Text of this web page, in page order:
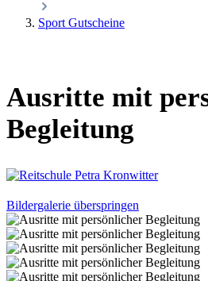
Sport Gutscheine
Ausritte mit
Begleitung
Bildergalerie überspringen